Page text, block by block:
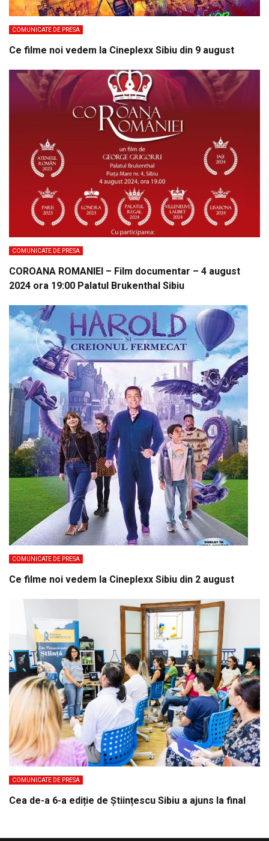
COMUNICATE DE PRESA
Ce filme noi vedem la Cineplexx Sibiu din 9 august
COMUNICATE DE PRESA
COROANA ROMANIEI – Film documentar – 4 august
2024 ora 19:00 Palatul Brukenthal Sibiu
COMUNICATE DE PRESA
Ce filme noi vedem la Cineplexx Sibiu din 2 august
COMUNICATE DE PRESA
Cea de-a 6-a ediție de Științescu Sibiu a ajuns la final